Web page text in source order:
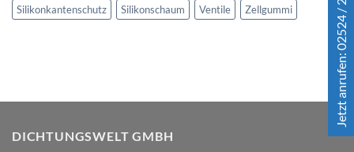
Silikonkantenschutz Silikonschaum Ventile Zellgummi
DICHTUNGSWELT GMBH